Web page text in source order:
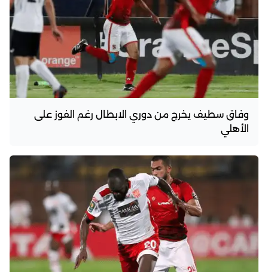
وفاق سطيف يخرج من دوري الابطال رغم الفوز على
الأهلي